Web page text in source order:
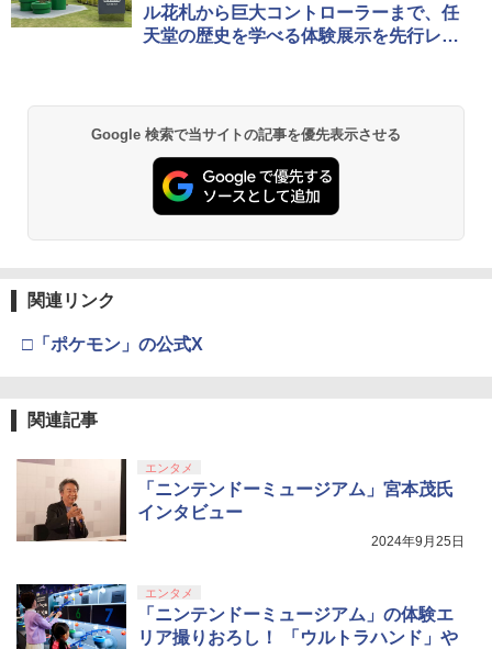
ル花札から巨大コントローラーまで、任
天堂の歴史を学べる体験展示を先行レビ
Google 検索で当サイトの記事を優先表示させる
関連リンク
□「ポケモン」の公式X
関連記事
エンタメ
「ニンテンドーミュージアム」宮本茂氏
インタビュー
2024年9月25日
エンタメ
「ニンテンドーミュージアム」の体験エ
リア撮りおろし！ 「ウルトラハンド」や